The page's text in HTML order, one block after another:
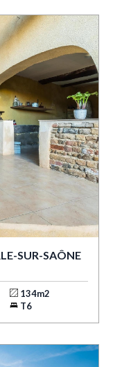
SUR-SAÔNE
134m2
T6